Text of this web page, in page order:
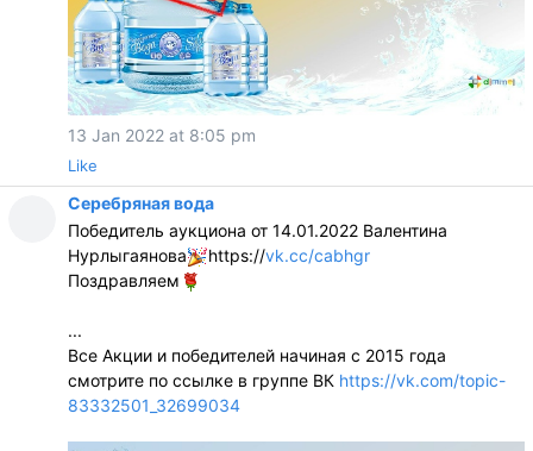
13 Jan 2022 at 8:05 pm
Like
Серебряная вода
Победитель аукциона от 14.01.2022 Валентина
Нурлыгаянова
https://vk.cc/cabhgr
Поздравляем
...
Все Акции и победителей начиная с 2015 года
смотрите по ссылке в группе ВК https://vk.com/topic-
83332501_32699034